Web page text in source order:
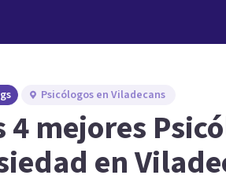
Psicólogos en Viladecans
4 mejores
en